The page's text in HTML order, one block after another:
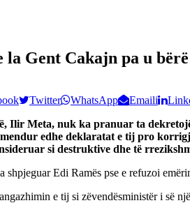
la Gent Cakajn pa u
Twitter WhatsApp Emaili
Ilir Meta, nuk ka pranuar ta
edhe deklaratat e tij pro
si destruktive dhe të
shpjeguar Edi Ramës pse e refuzoi
e tij si zëvendësministër i së